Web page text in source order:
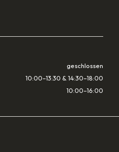
geschlossen
10:00–13:30 & 14:30–18:00
10:00–16:00